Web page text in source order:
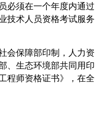
须在一个年度内通过
技术人员资格考试服务
保障部印制，人力资
、生态环境部共同用印
程师资格证书》，在全